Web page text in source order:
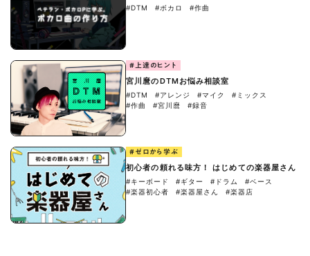
#DTM #ボカロ #作曲
#上達のヒント
宮川麿のDTMお悩み相談室
#DTM #アレンジ #マイク
#ミックス
#作曲
#宮川麿 #録音
#ゼロから学ぶ
初心者の頼れる味方！ はじめての楽器屋さん
#キーボード #ギター #ドラム
#ベース
#楽器初心者
#楽器屋さん #楽器店